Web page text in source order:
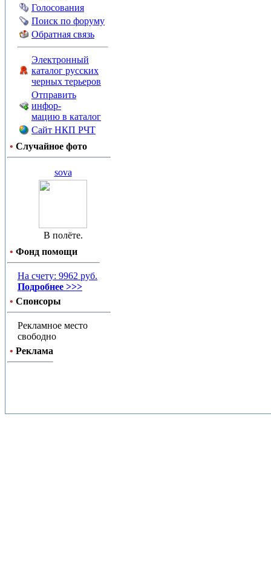
Голосования
Поиск по форуму
Обратная связь
Электронный
каталог русских
черных терьеров
Отправить
инфор-
мацию в каталог
Сайт НКП РЧТ
• Случайное фото
sova
В полёте.
• Фонд помощи
На счету: 9962 руб.
Подробнее >>>
• Спонсоры
Рекламное место
свободно
• Реклама